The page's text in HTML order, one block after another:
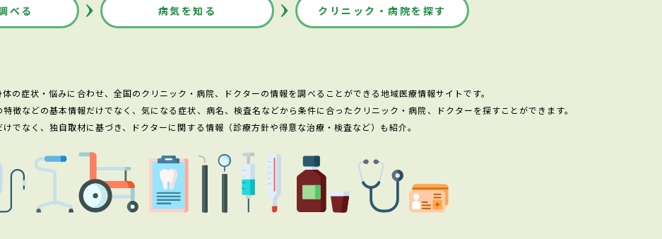
べる 病気を知る クリニック・病院を探す
の症状・悩みに合わせ、全国のクリニック・病院、ドクターの情報を調べることができる地域医療情報サイトです。
徴などの基本情報だけでなく、気になる症状、病名、検査名などから条件に合ったクリニック・病院、ドクターを探すことができます。
けでなく、独自取材に基づき、ドクターに関する情報（診療方針や得意な治療・検査など）も紹介。